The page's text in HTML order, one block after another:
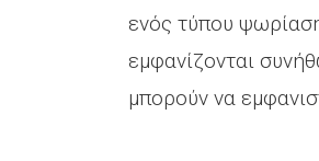
ενός τύπου
εμφανίζονται
μπορούν να